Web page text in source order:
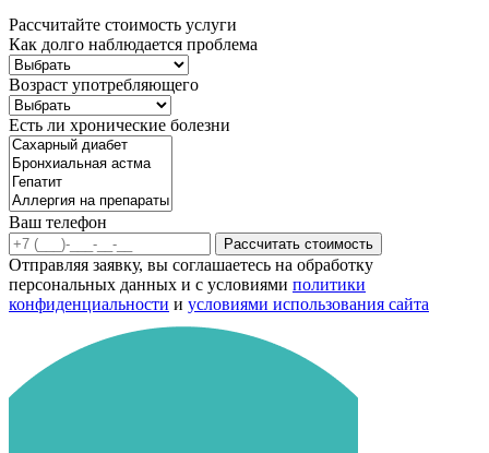
Рассчитайте стоимость услуги
Как долго наблюдается проблема
Возраст употребляющего
Есть ли хронические болезни
Ваш телефон
Рассчитать стоимость
Отправляя заявку, вы соглашаетесь на обработку
персональных данных и с условиями политики
конфиденциальности и условиями использования сайта